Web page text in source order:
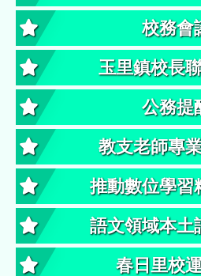
校務會
玉里鎮校長
公務提
教支老師專
推動數位學習
語文領域本土
春日里校